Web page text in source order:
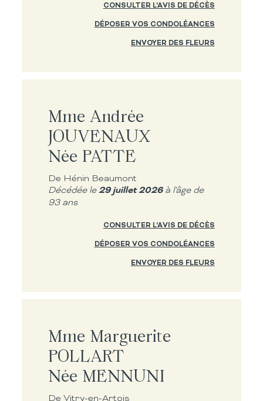
CONSULTER L'AVIS DE DÉCÈS
DÉPOSER VOS CONDOLÉANCES
ENVOYER DES FLEURS
Mme Andrée
JOUVENAUX
Née PATTE
De Hénin Beaumont
Décédée le29 juillet 2026à l'âge de
93 ans
CONSULTER L'AVIS DE DÉCÈS
DÉPOSER VOS CONDOLÉANCES
ENVOYER DES FLEURS
Mme Marguerite
POLLART
Née MENNUNI
De Vitry-en-Artois